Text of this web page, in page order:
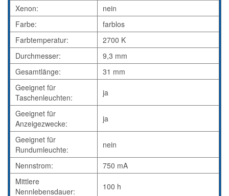
Xenon:
nein
Farbe:
farblos
Farbtemperatur:
2700 K
Durchmesser:
9,3 mm
Gesamtlänge:
31 mm
Geeignet für
Taschenleuchten:
ja
Geeignet für
Anzeigezwecke:
ja
Geeignet für
Rundumleuchte:
nein
Nennstrom:
750 mA
Mittlere
Nennlebensdauer:
100 h